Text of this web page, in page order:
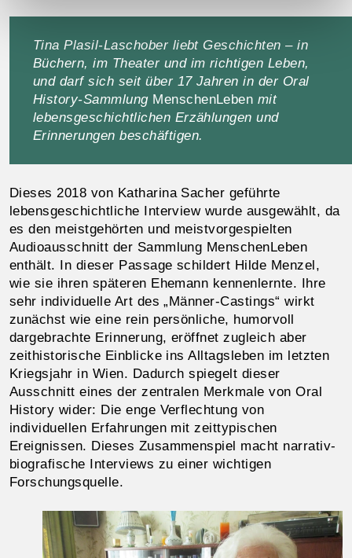
Tina Plasil-Laschober liebt Geschichten – in
Büchern, im Theater und im richtigen Leben,
und darf sich seit über 17 Jahren in der Oral
History-Sammlung MenschenLeben mit
lebensgeschichtlichen Erzählungen und
Erinnerungen beschäftigen.
Dieses 2018 von Katharina Sacher geführte
lebensgeschichtliche Interview wurde ausgewählt, da
es den meistgehörten und meistvorgespielten
Audioausschnitt der Sammlung MenschenLeben
enthält. In dieser Passage schildert Hilde Menzel,
wie sie ihren späteren Ehemann kennenlernte. Ihre
sehr individuelle Art des „Männer-Castings“ wirkt
zunächst wie eine rein persönliche, humorvoll
dargebrachte Erinnerung, eröffnet zugleich aber
zeithistorische Einblicke ins Alltagsleben im letzten
Kriegsjahr in Wien. Dadurch spiegelt dieser
Ausschnitt eines der zentralen Merkmale von Oral
History wider: Die enge Verflechtung von
individuellen Erfahrungen mit zeittypischen
Ereignissen. Dieses Zusammenspiel macht narrativ-
biografische Interviews zu einer wichtigen
Forschungsquelle.